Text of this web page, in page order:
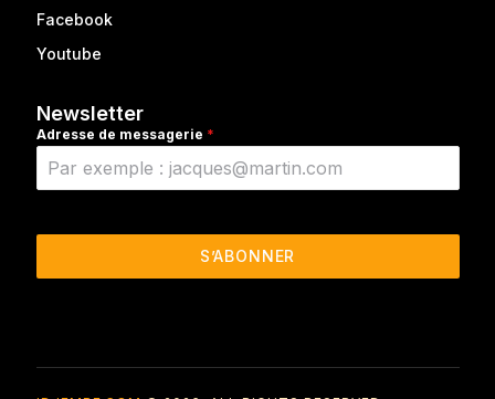
Facebook
Youtube
Newsletter
Adresse de messagerie *
S’ABONNER